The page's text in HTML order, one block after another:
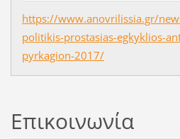
https://www.anovrilissia.gr/
politikis-prostasias-egkyklios-
pyrkagion-2017/
Επικοινωνία